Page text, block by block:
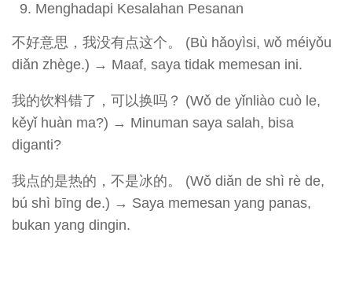
Menghadapi Kesalahan Pesanan
不好意思，我没有点这个。 (Bù hǎoyìsi, wǒ méiyǒu
diǎn zhège.) → Maaf, saya tidak memesan ini.
我的饮料错了，可以换吗？ (Wǒ de yǐnliào cuò le,
kěyǐ huàn ma?) → Minuman saya salah, bisa
diganti?
我点的是热的，不是冰的。 (Wǒ diǎn de shì rè de,
bú shì bīng de.) → Saya memesan yang panas,
bukan yang dingin.